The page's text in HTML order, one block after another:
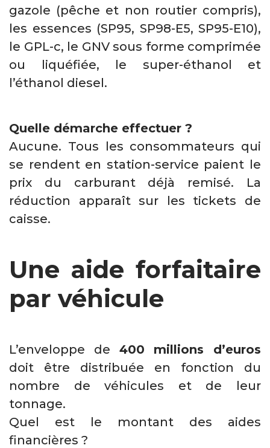
gazole (pêche et non routier compris),
les essences (SP95, SP98-E5, SP95-E10),
le GPL-c, le GNV sous forme comprimée
ou liquéfiée, le super-éthanol et
l’éthanol diesel.
Quelle démarche effectuer ?
Aucune. Tous les consommateurs qui
se rendent en station-service paient le
prix du carburant déjà remisé. La
réduction apparaît sur les tickets de
caisse.
Une aide forfaitaire
par véhicule
L’enveloppe de 400 millions d’euros
doit être distribuée en fonction du
nombre de véhicules et de leur
tonnage.
Quel est le montant des aides
financières ?